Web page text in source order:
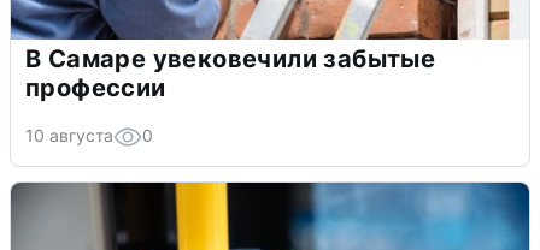
В Самаре увековечили забытые
профессии
10 августа 0